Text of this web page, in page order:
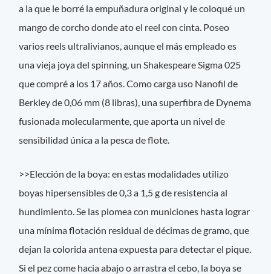
a la que le borré la empuñadura original y le coloqué un
mango de corcho donde ato el reel con cinta. Poseo
varios reels ultralivianos, aunque el más empleado es
una vieja joya del spinning, un Shakespeare Sigma 025
que compré a los 17 años. Como carga uso Nanofil de
Berkley de 0,06 mm (8 libras), una superfibra de Dynema
fusionada molecularmente, que aporta un nivel de
sensibilidad única a la pesca de flote.
>>Elección de la boya: en estas modalidades utilizo
boyas hipersensibles de 0,3 a 1,5 g de resistencia al
hundimiento. Se las plomea con municiones hasta lograr
una mínima flotación residual de décimas de gramo, que
dejan la colorida antena expuesta para detectar el pique.
Si el pez come hacia abajo o arrastra el cebo, la boya se